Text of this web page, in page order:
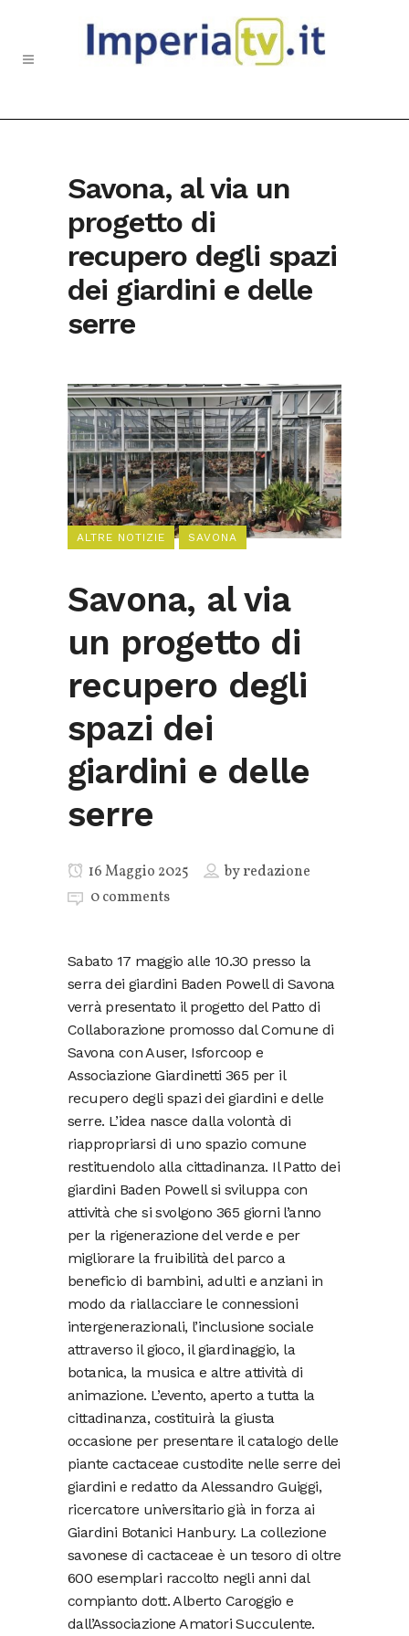
Savona, al via un
progetto di
recupero degli spazi
dei giardini e delle
serre
ALTRE NOTIZIE SAVONA
Savona, al via
un progetto di
recupero degli
spazi dei
giardini e delle
serre
16 Maggio 2025 byredazione
0 comments
Sabato 17 maggio alle 10.30 presso la
serra dei giardini Baden Powell di Savona
verrà presentato il progetto del Patto di
Collaborazione promosso dal Comune di
Savona con Auser, Isforcoop e
Associazione Giardinetti 365 per il
recupero degli spazi dei giardini e delle
serre. L’idea nasce dalla volontà di
riappropriarsi di uno spazio comune
restituendolo alla cittadinanza. Il Patto dei
giardini Baden Powell si sviluppa con
attività che si svolgono 365 giorni l’anno
per la rigenerazione del verde e per
migliorare la fruibilità del parco a
beneficio di bambini, adulti e anziani in
modo da riallacciare le connessioni
intergenerazionali, l’inclusione sociale
attraverso il gioco, il giardinaggio, la
botanica, la musica e altre attività di
animazione. L’evento, aperto a tutta la
cittadinanza, costituirà la giusta
occasione per presentare il catalogo delle
piante cactaceae custodite nelle serre dei
giardini e redatto da Alessandro Guiggi,
ricercatore universitario già in forza ai
Giardini Botanici Hanbury. La collezione
savonese di cactaceae è un tesoro di oltre
600 esemplari raccolto negli anni dal
compianto dott. Alberto Caroggio e
dall’Associazione Amatori Succulente.